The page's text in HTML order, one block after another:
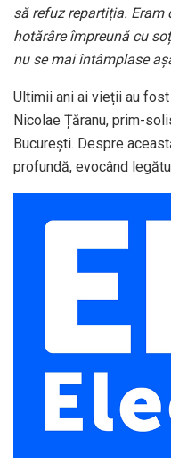
să refuz repartiția.
hotărâre împreună cu
nu se mai întâmplase
Ultimii ani ai vieții au
Nicolae Țăranu, prim-
București. Despre
profundă, evocând